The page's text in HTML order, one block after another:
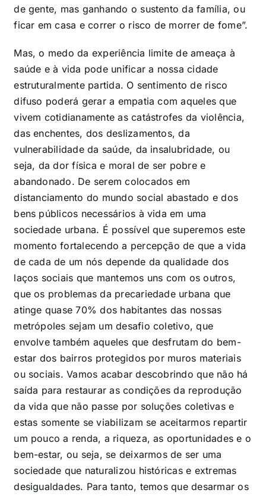
de gente, mas ganhando o sustento da família, ou
ficar em casa e correr o risco de morrer de fome”.
Mas, o medo da experiência limite de ameaça à
saúde e à vida pode unificar a nossa cidade
estruturalmente partida. O sentimento de risco
difuso poderá gerar a empatia com aqueles que
vivem cotidianamente as catástrofes da violência,
das enchentes, dos deslizamentos, da
vulnerabilidade da saúde, da insalubridade, ou
seja, da dor física e moral de ser pobre e
abandonado. De serem colocados em
distanciamento do mundo social abastado e dos
bens públicos necessários à vida em uma
sociedade urbana. É possível que superemos este
momento fortalecendo a percepção de que a vida
de cada de um nós depende da qualidade dos
laços sociais que mantemos uns com os outros,
que os problemas da precariedade urbana que
atinge quase 70% dos habitantes das nossas
metrópoles sejam um desafio coletivo, que
envolve também aqueles que desfrutam do bem-
estar dos bairros protegidos por muros materiais
ou sociais. Vamos acabar descobrindo que não há
saída para restaurar as condições da reprodução
da vida que não passe por soluções coletivas e
estas somente se viabilizam se aceitarmos repartir
um pouco a renda, a riqueza, as oportunidades e o
bem-estar, ou seja, se deixarmos de ser uma
sociedade que naturalizou históricas e extremas
desigualdades. Para tanto, temos que desarmar os